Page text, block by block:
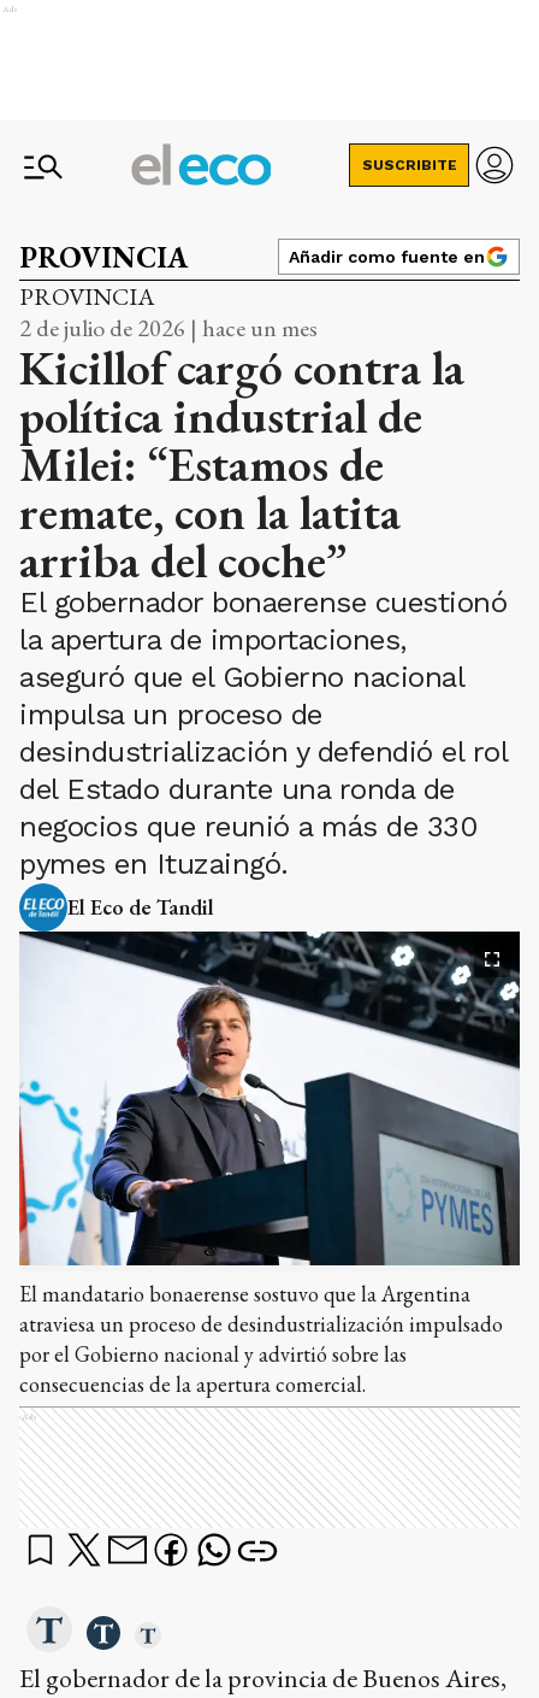
Ads
SUSCRIBITE
PROVINCIA Añadir como fuente en
PROVINCIA
2 de julio de 2026 | hace un mes
Kicillof cargó contra la
política industrial de
Milei: “Estamos de
remate, con la latita
arriba del coche”
El gobernador bonaerense cuestionó
la apertura de importaciones,
aseguró que el Gobierno nacional
impulsa un proceso de
desindustrialización y defendió el rol
del Estado durante una ronda de
negocios que reunió a más de 330
pymes en Ituzaingó.
El Eco de Tandil
El mandatario bonaerense sostuvo que la Argentina
atraviesa un proceso de desindustrialización impulsado
por el Gobierno nacional y advirtió sobre las
consecuencias de la apertura comercial.
Ads
El gobernador de la provincia de Buenos Aires,